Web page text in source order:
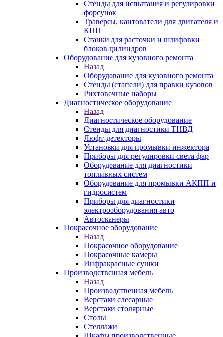
Стенды для испытания и регулировки
форсунок
Траверсы, кантователи для двигателя и
КПП
Станки для расточки и шлифовки
блоков цилиндров
Оборудование для кузовного ремонта
Назад
Оборудование для кузовного ремонта
Стенды (стапели) для правки кузовов
Рихтовочные наборы
Диагностическое оборудование
Назад
Диагностическое оборудование
Стенды для диагностики ТНВД
Люфт-детекторы
Установки для промывки инжектора
Приборы для регулировки света фар
Оборудование для диагностики
топливных систем
Оборудование для промывки АКПП и
гидросистем
Приборы для диагностики
электрооборудования авто
Автосканеры
Покрасочное оборудование
Назад
Покрасочное оборудование
Покрасочные камеры
Инфракрасные сушки
Производственная мебель
Назад
Производственная мебель
Верстаки слесарные
Верстаки столярные
Столы
Стеллажи
Шкафы производственные